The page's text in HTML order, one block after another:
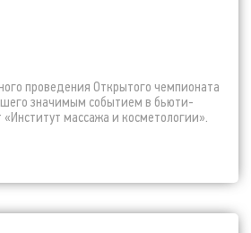
проведения Открытого чемпионата
значимым событием в бьюти-
массажа и косметологии».